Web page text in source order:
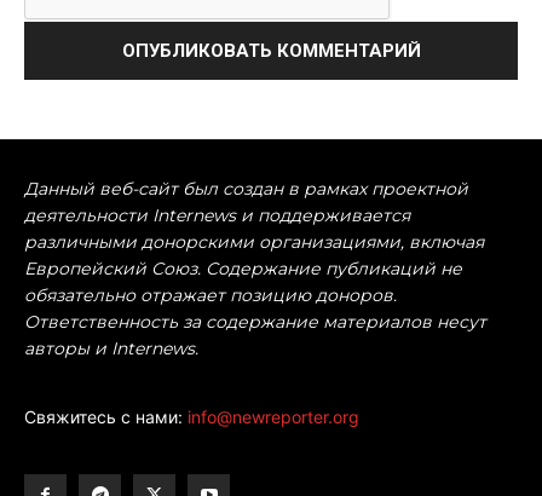
Данный веб-сайт был создан в рамках проектной
деятельности Internews и поддерживается
различными донорскими организациями, включая
Европейский Союз. Содержание публикаций не
обязательно отражает позицию доноров.
Ответственность за содержание материалов несут
авторы и Internews.
Свяжитесь с нами: info@newreporter.org